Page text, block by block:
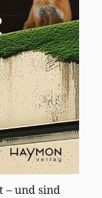
– und sind